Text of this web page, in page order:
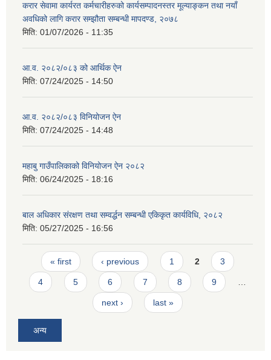
करार सेवामा कार्यरत कर्मचारीहरुको कार्यसम्पादनस्तर मूल्याङ्कन तथा नयाँ
अवधिको लागि करार सम्झौता सम्बन्धी मापदण्ड, २०७८
मिति: 01/07/2026 - 11:35
आ.व. २०८२/०८३ को आर्थिक ऐन
मिति: 07/24/2025 - 14:50
आ.व. २०८२/०८३ विनियोजन ऐन
मिति: 07/24/2025 - 14:48
महाबु गाउँपालिकाको विनियोजन ऐन २०८२
मिति: 06/24/2025 - 18:16
बाल अधिकार संरक्षण तथा सम्वर्द्धन सम्बन्धी एकिकृत कार्यविधि, २०८२
मिति: 05/27/2025 - 16:56
Pages
« first ‹ previous 1 2 3
4 5 6 7 8 9
next › last »
अन्य